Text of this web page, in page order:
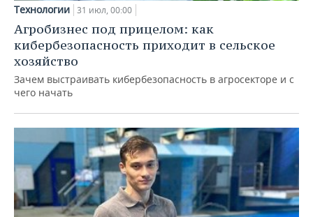
Технологии 31 июл, 00:00
Агробизнес под прицелом: как
кибербезопасность приходит в сельское
хозяйство
Зачем выстраивать кибербезопасность в агросекторе и с
чего начать